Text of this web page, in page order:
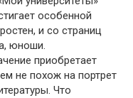
особенной
и со страниц
юноши.
приобретает
не похож на портрет
Что